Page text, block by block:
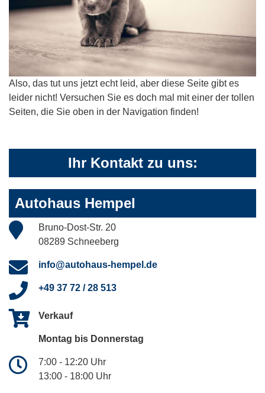
Also, das tut uns jetzt echt leid, aber diese Seite gibt es
leider nicht! Versuchen Sie es doch mal mit einer der tollen
Seiten, die Sie oben in der Navigation finden!
Ihr Kontakt zu uns:
Autohaus Hempel
Bruno-Dost-Str. 20
08289 Schneeberg
info@autohaus-hempel.de
+49 37 72 / 28 513
Verkauf
Montag bis Donnerstag
7:00 - 12:20 Uhr
13:00 - 18:00 Uhr